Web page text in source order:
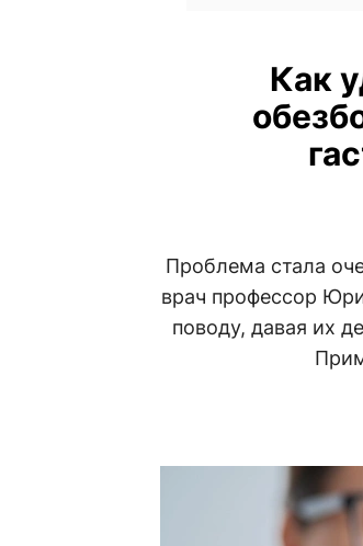
Как
Проблема стала
врач профессор
поводу, давая их